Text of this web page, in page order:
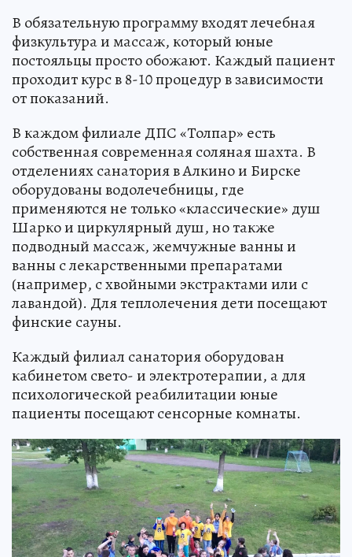
В обязательную программу входят лечебная
физкультура и массаж, который юные
постояльцы просто обожают. Каждый пациент
проходит курс в 8-10 процедур в зависимости
от показаний.
В каждом филиале ДПС «Толпар» есть
собственная современная соляная шахта. В
отделениях санатория в Алкино и Бирске
оборудованы водолечебницы, где
применяются не только «классические» душ
Шарко и циркулярный душ, но также
подводный массаж, жемчужные ванны и
ванны с лекарственными препаратами
(например, с хвойными экстрактами или с
лавандой). Для теплолечения дети посещают
финские сауны.
Каждый филиал санатория оборудован
кабинетом свето- и электротерапии, а для
психологической реабилитации юные
пациенты посещают сенсорные комнаты.